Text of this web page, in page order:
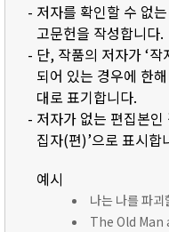
- 저자를 확인할 수 없
고문헌을 작성합니다.
- 단, 작품의 저자가 ‘
되어 있는 경우에 한
대로 표기합니다.
- 저자가 없는 편집본인
집자(편)’으로 표시합
예시
나는 나를 파
The Old Man